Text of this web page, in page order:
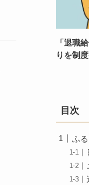
「退職
りを制
目次
ふ